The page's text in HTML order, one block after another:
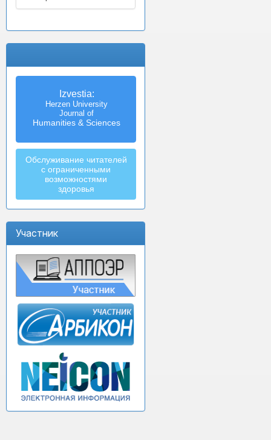
Izvestia:
Herzen University
Journal of
Humanities & Sciences
Обслуживание читателей
с ограниченными
возможностями
здоровья
Участник